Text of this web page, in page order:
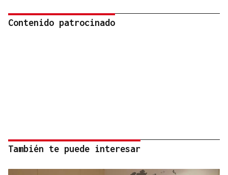
Contenido patrocinado
También te puede interesar